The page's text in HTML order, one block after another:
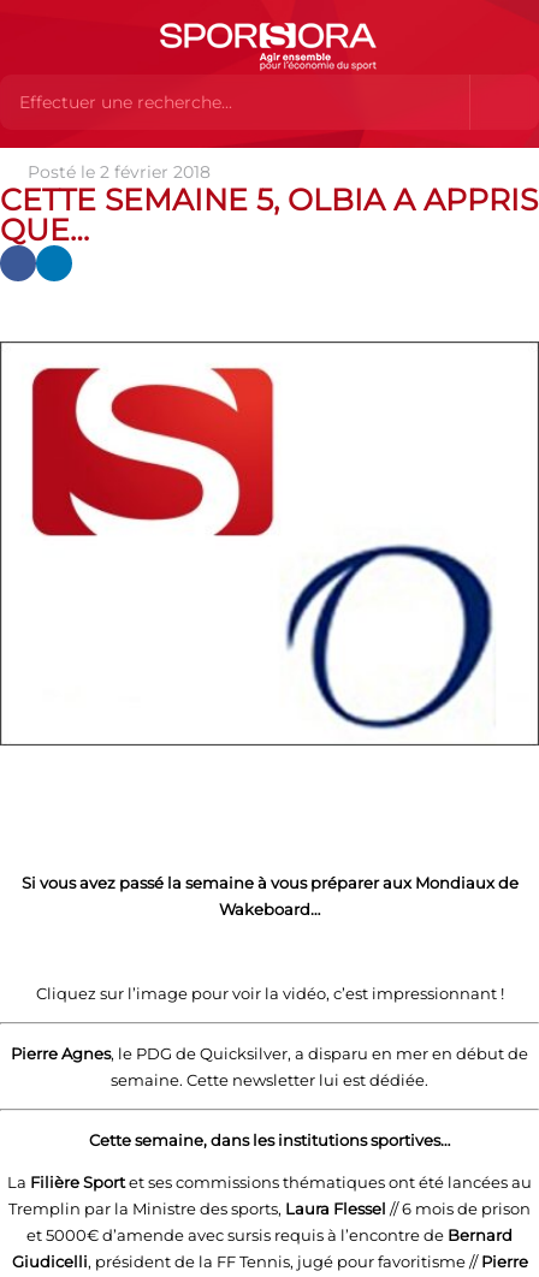
Actualités Actualités
semaine 5, Olbia a appris que…
Posté le 2 février 2018
CETTE SEMAINE 5, OLBIA A APPRIS
QUE…
Si vous avez passé la semaine à vous préparer aux Mondiaux de
Wakeboard…
Cliquez sur l’image pour voir la vidéo, c’est impressionnant !
Pierre Agnes, le PDG de Quicksilver, a disparu en mer en début de
semaine. Cette newsletter lui est dédiée.
Cette semaine, dans les institutions sportives…
La Filière Sportet ses commissions thématiques ont été lancées au
Tremplin par la Ministre des sports, Laura Flessel // 6 mois de prison
et 5000€ d’amende avec sursis requis à l’encontre de Bernard
Giudicelli, président de la FF Tennis, jugé pour favoritisme //Pierre